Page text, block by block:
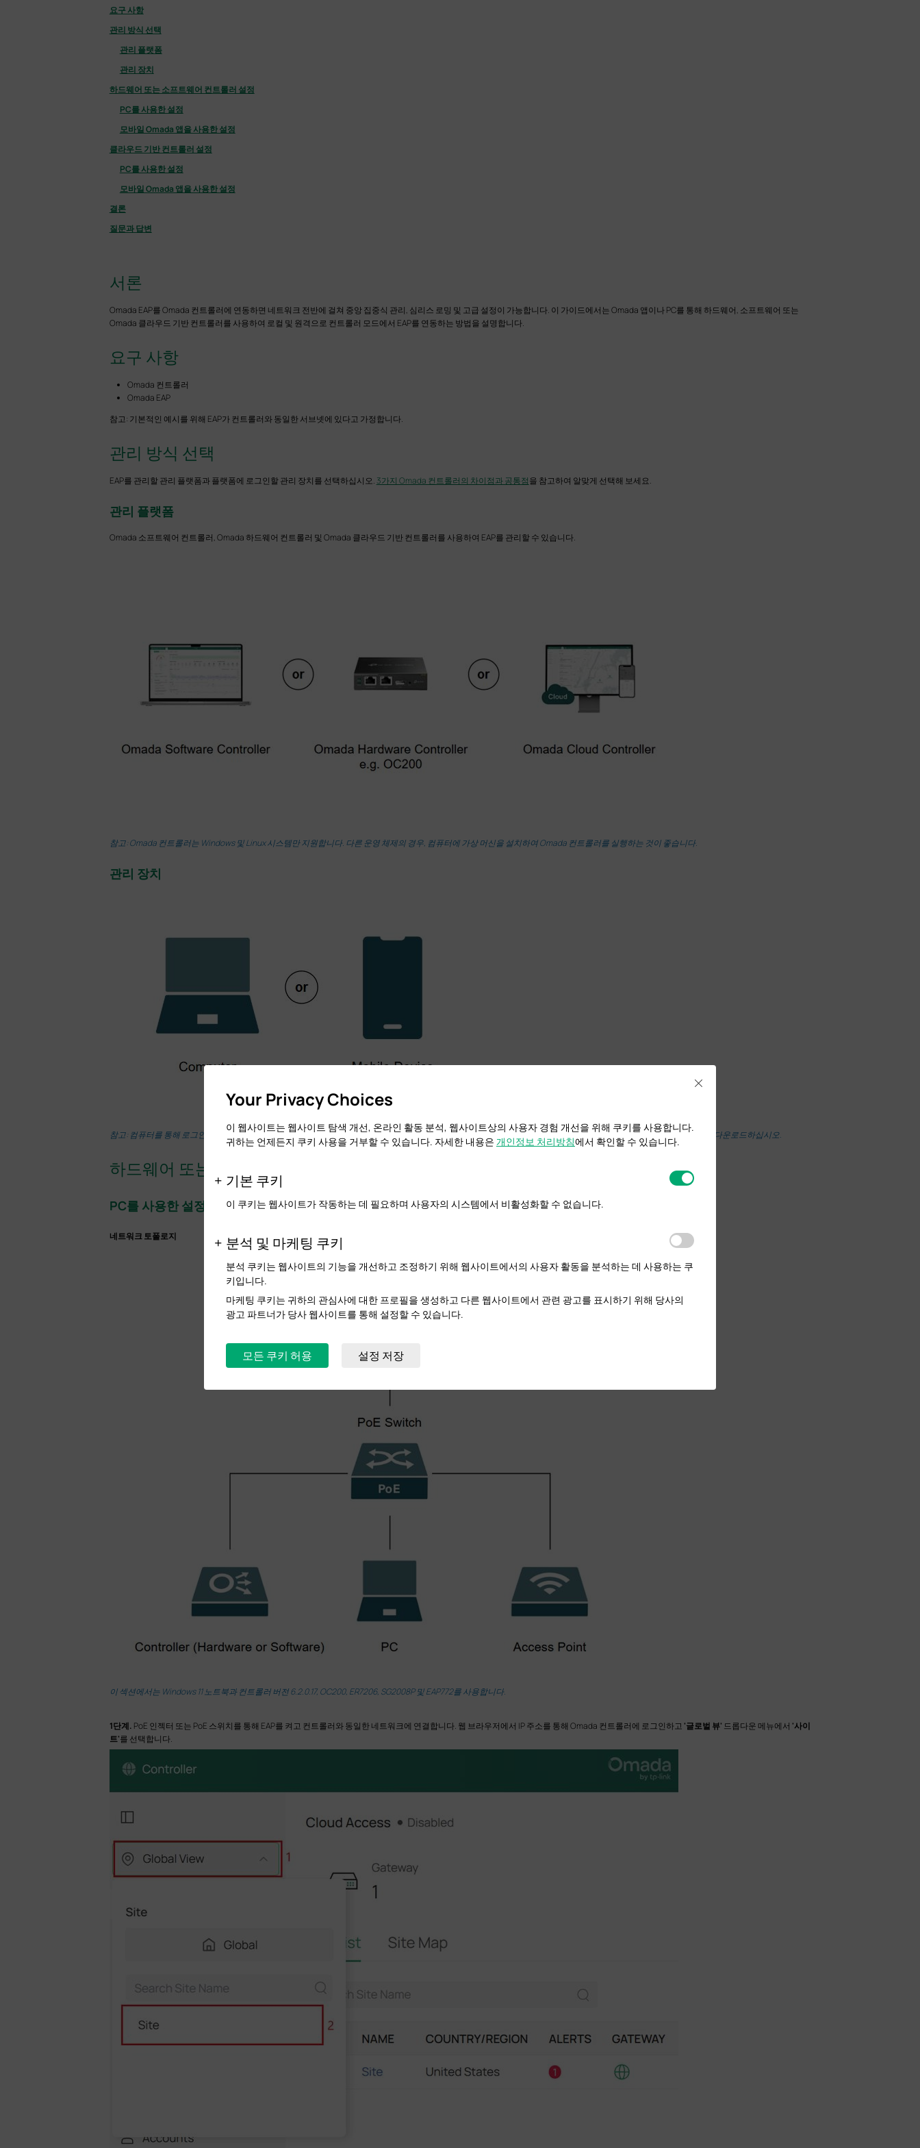
요구 사항
관리 방식 선택
관리 플랫폼
관리 장치
하드웨어 또는 소프트웨어 컨트롤러 설정
PC를 사용한 설정
모바일 Omada 앱을 사용한 설정
클라우드 기반 컨트롤러 설정
PC를 사용한 설정
모바일 Omada 앱을 사용한 설정
결론
질문과 답변
서론
Omada EAP를 Omada 컨트롤러에 연동하면 네트워크 전반에 걸쳐 중앙 집중식 관리, 심리스 로밍 및 고급 설정이 가능합니다. 이 가이드에서는 Omada 앱이나 PC를 통해 하드웨어, 소프트웨어 또는
Omada 클라우드 기반 컨트롤러를 사용하여 로컬 및 원격으로 컨트롤러 모드에서 EAP를 연동하는 방법을 설명합니다.
요구 사항
Omada 컨트롤러
Omada EAP
참고: 기본적인 예시를 위해 EAP가 컨트롤러와 동일한 서브넷에 있다고 가정합니다.
관리 방식 선택
EAP를 관리할 관리 플랫폼과 플랫폼에 로그인할 관리 장치를 선택하십시오. 3가지 Omada 컨트롤러의 차이점과 공통점을 참고하여 알맞게 선택해 보세요.
관리 플랫폼
Omada 소프트웨어 컨트롤러, Omada 하드웨어 컨트롤러 및 Omada 클라우드 기반 컨트롤러를 사용하여 EAP를 관리할 수 있습니다.
참고: Omada 컨트롤러는 Windows 및 Linux 시스템만 지원합니다. 다른 운영 체제의 경우, 컴퓨터에 가상 머신을 설치하여 Omada 컨트롤러를 실행하는 것이 좋습니다.
관리 장치
참고: 컴퓨터를 통해 로그인하려면 최신 버전의 Google Chrome, Firefox, IE 또는 Safari를 사용하는 것이 좋습니다. 모바일 기기를 통해 로그인하려면 먼저 최신 Omada 앱을 다운로드하십시오.
하드웨어 또는 소프트웨어 컨트롤러 설정
PC를 사용한 설정
네트워크 토폴로지
이 섹션에서는 Windows 11 노트북과 컨트롤러 버전 6.2.0.17, OC200, ER7206, SG2008P 및 EAP772를 사용합니다.
1단계. PoE 인젝터 또는 PoE 스위치를 통해 EAP를 켜고 컨트롤러와 동일한 네트워크에 연결합니다. 웹 브라우저에서 IP 주소를 통해 Omada 컨트롤러에 로그인하고 '글로벌 뷰' 드롭다운 메뉴에서 '사이
트'를 선택합니다.
Your Privacy Choices
이 웹사이트는 웹사이트 탐색 개선, 온라인 활동 분석, 웹사이트상의 사용자 경험 개선을 위해 쿠키를 사용합니다.
귀하는 언제든지 쿠키 사용을 거부할 수 있습니다. 자세한 내용은 개인정보 처리방침에서 확인할 수 있습니다.
기본 쿠키
이 쿠키는 웹사이트가 작동하는 데 필요하며 사용자의 시스템에서 비활성화할 수 없습니다.
분석 및 마케팅 쿠키
분석 쿠키는 웹사이트의 기능을 개선하고 조정하기 위해 웹사이트에서의 사용자 활동을 분석하는 데 사용하는 쿠
키입니다.
마케팅 쿠키는 귀하의 관심사에 대한 프로필을 생성하고 다른 웹사이트에서 관련 광고를 표시하기 위해 당사의
광고 파트너가 당사 웹사이트를 통해 설정할 수 있습니다.
모든 쿠키 허용 설정 저장
Close